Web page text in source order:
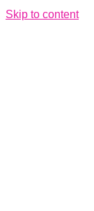
Skip to content